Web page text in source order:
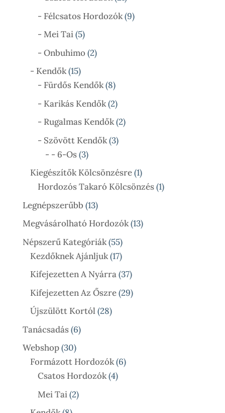
Termék
- Félcsatos Hordozók 99
- Mei Tai 55
Termék
- Onbuhimo 22
- Kendők 1515
Termék
- Fürdős Kendők 88
Termék
- Karikás Kendők 22
Termék
- Rugalmas Kendők 22
- Szövött Kendők 33
- - 6-Os 33
Termék
Kiegészítők Kölcsönzésre 11
Termék
Hordozós Takaró Kölcsönzés 11
Legnépszerűbb 1313
Termék
Megvásárolható Hordozók 1313
Népszerű Kategóriák 5555
Termék
Kezdőknek Ajánljuk 1717
Termék
Kifejezetten A Nyárra 3737
Termék
Kifejezetten Az Őszre 2929
Újszülött Kortól 2828
Tanácsadás 66
Webshop 3030
Termék
Formázott Hordozók 66
Csatos Hordozók 44
Mei Tai 22